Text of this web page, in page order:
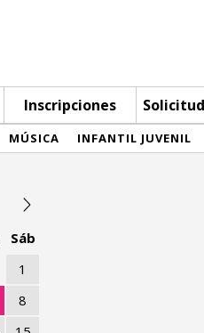
Inscripciones
MÚSICA INFANTIL JUVENIL
Sáb
1
8